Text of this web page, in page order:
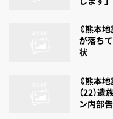
《熊本
が落ち
状
《熊本
（22）
ン内部